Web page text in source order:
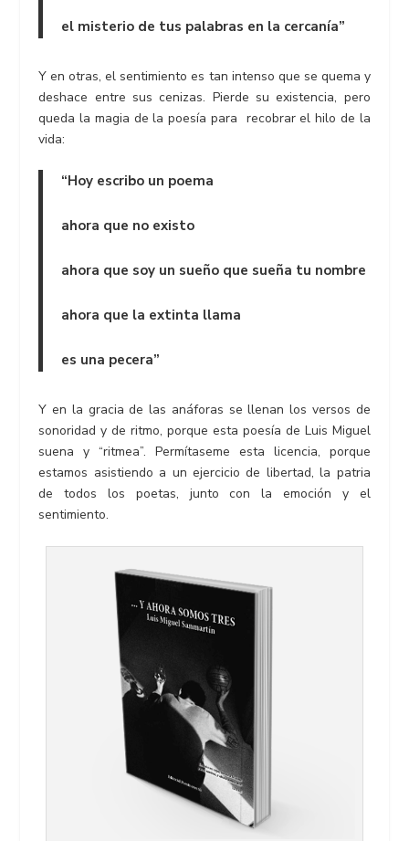
el misterio de tus palabras en la cercanía”
Y en otras, el sentimiento es tan intenso que se quema y
deshace entre sus cenizas. Pierde su existencia, pero
queda la magia de la poesía para recobrar el hilo de la
vida:
“Hoy escribo un poema
ahora que no existo
ahora que soy un sueño que sueña tu nombre
ahora que la extinta llama
es una pecera”
Y en la gracia de las anáforas se llenan los versos de
sonoridad y de ritmo, porque esta poesía de Luis Miguel
suena y “ritmea”. Permítaseme esta licencia, porque
estamos asistiendo a un ejercicio de libertad, la patria
de todos los poetas, junto con la emoción y el
sentimiento.